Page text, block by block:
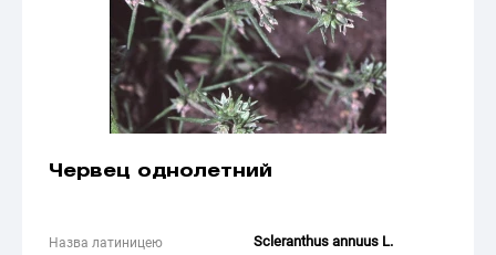
Червец однолетний
Назва латиницею Scleranthus annuus L.